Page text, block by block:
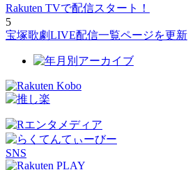
Rakuten TVで配信スタート！
5
宝塚歌劇LIVE配信一覧ページを更新
SNS